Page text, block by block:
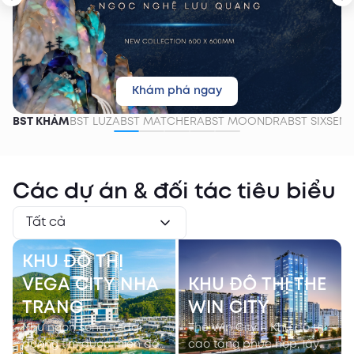
Khám phá ngay
BST KHẢM BST LUZA BST MATCHERA BST MOONDRA BST SIXSEN
Các dự án & đối tác tiêu biểu
Tất cả
KHU ĐÔ THỊ
VEGA CITY NHA
TRANG
Như ngọn sóng từ đại
dương tìm được miền đất
KHU ĐÔ THỊ THE
WIN CITY
The Win City – Khu đô thị
cao tầng phức hợp, lấy